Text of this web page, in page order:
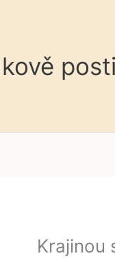
Krajinou